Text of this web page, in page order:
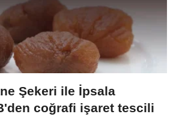
Şekeri ile İpsala
coğrafi işaret tescili